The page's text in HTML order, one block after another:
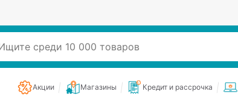
Акции Магазины Кредит и рассрочка